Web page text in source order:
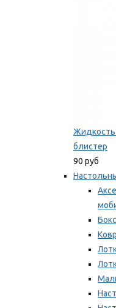
Жидкость
блистер
90 руб